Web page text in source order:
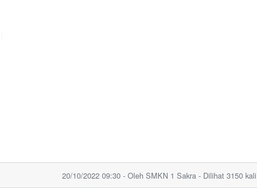
20/10/2022 09:30 - Oleh SMKN 1 Sakra - Dilihat 3150 kali